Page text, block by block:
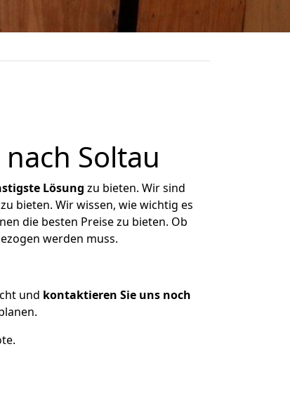
Soltau
Lösung zu bieten. Wir sind
bieten. Wir wissen, wie wichtig es
die besten Preise zu bieten. Ob
werden muss.
und kontaktieren Sie uns noch